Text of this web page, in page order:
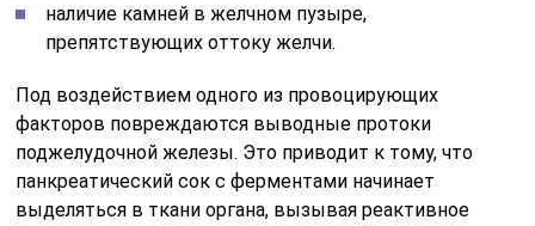
наличие камней в желчном пузыре,
препятствующих оттоку желчи.
Под воздействием одного из провоцирующих
факторов повреждаются выводные протоки
поджелудочной железы. Это приводит к тому, что
панкреатический сок с ферментами начинает
выделяться в ткани органа, вызывая реактивное